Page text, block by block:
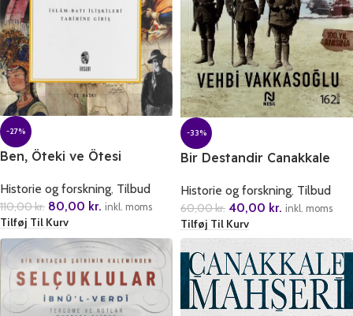
-27%
Ben, Öteki ve Ötesi
Historie og forskning, Tilbud
110,00kr. 80,00 kr. inkl. moms
Tilføj Til Kurv
-33%
Bir Destandir Canakkale
Historie og forskning, Tilbud
60,00kr. 40,00 kr. inkl. moms
Tilføj Til Kurv